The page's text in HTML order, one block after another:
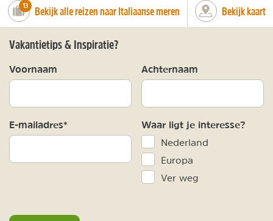
number_of_trips:
13 Bekijk alle reizen naar Italiaanse meren Bekijk kaart
Vakantietips & Inspiratie?
Voornaam Achternaam
E-mailadres* Waar ligt je interesse?
Nederland
Europa
Ver weg